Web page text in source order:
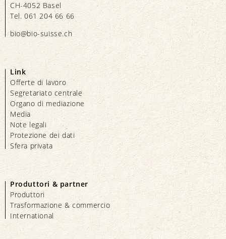
CH-4052 Basel
Tel. 061 204 66 66
bio@bio-suisse.ch
Link
Offerte di lavoro
Segretariato centrale
Organo di mediazione
Media
Note legali
Protezione dei dati
Sfera privata
Produttori & partner
Produttori
Trasformazione & commercio
International